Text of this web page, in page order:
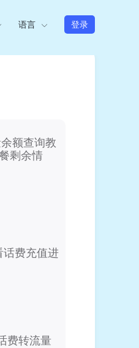
语言 登录
额查询教
剩余情
话费充值进
费转流量